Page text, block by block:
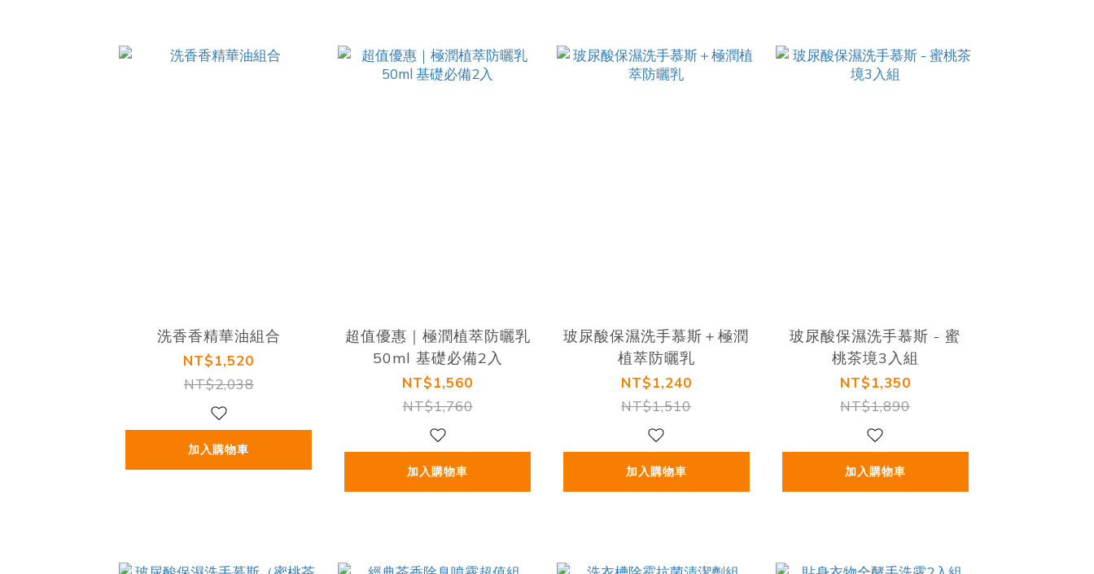
洗香香精華油組合
NT$1,520
NT$2,038
加入購物車
超值優惠｜極潤植萃防曬乳
50ml 基礎必備2入
NT$1,560
NT$1,760
加入購物車
玻尿酸保濕洗手慕斯＋極潤
植萃防曬乳
NT$1,240
NT$1,510
加入購物車
玻尿酸保濕洗手慕斯 - 蜜
桃茶境3入組
NT$1,350
NT$1,890
加入購物車